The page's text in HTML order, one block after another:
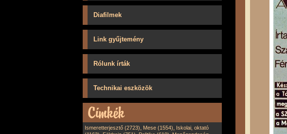
Diafilmek
Link gyűjtemény
Rólunk írták
Technikai eszközök
Ismeretterjesztő (2723), Mese (1554), Iskolai, oktató